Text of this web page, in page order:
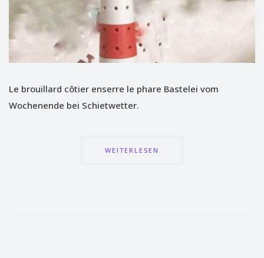
Le brouillard côtier enserre le phare Bastelei vom
Wochenende bei Schietwetter.
WEITERLESEN